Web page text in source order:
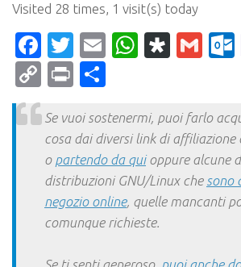
Visited 28 times, 1 visit(s) today
Facebook
Twitter
Email
CopyPrint
Se vuoi sostenermi, puoi farlo
cosa dai diversi link di affiliazione
o partendo da quioppure alcune
distribuzioni GNU/Linux che sono
negozio online, quelle mancanti
comunque richieste.